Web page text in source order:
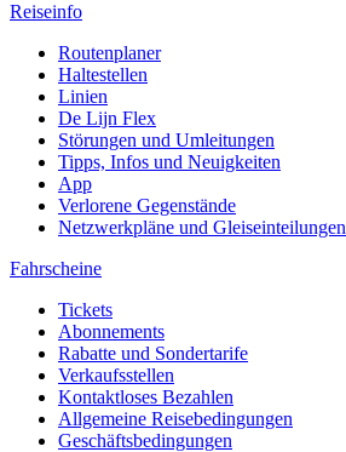
Reiseinfo
Routenplaner
Haltestellen
Linien
De Lijn Flex
Störungen und Umleitungen
Tipps, Infos und Neuigkeiten
App
Verlorene Gegenstände
Netzwerkpläne und Gleiseinteilungen
Fahrscheine
Tickets
Abonnements
Rabatte und Sondertarife
Verkaufsstellen
Kontaktloses Bezahlen
Allgemeine Reisebedingungen
Geschäftsbedingungen